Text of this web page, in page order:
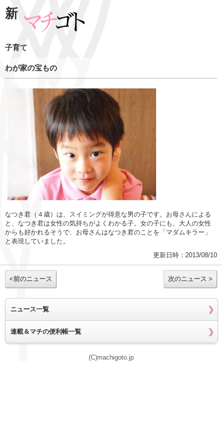
新
子育て
わが家の宝もの
なつき君（４歳）は、スイミングが得意な男の子です。お母さんによる
と、なつき君は女性の気持ちがよくわかる子。女の子にも、大人の女性
からも好かれるそうで、お母さんはなつき君のことを「マダムキラー」
と表現していました。
更新日時：2013/08/10
<前のニュース 次のニュース >
ニュース一覧
連載＆マチの便利帳一覧
(C)machigoto.jp